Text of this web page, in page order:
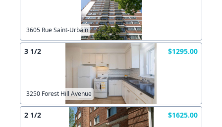
3605 Rue Saint-Urbain
3 1/2 $1295.00
3250 Forest Hill Avenue
2 1/2 $1625.00